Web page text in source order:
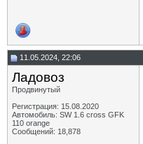
11.05.2024, 22:06
Ладовоз
Продвинутый
Регистрация: 15.08.2020
Автомобиль: SW 1.6 cross GFK
110 orange
Сообщений: 18,878